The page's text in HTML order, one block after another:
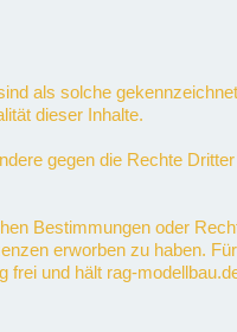
als solche
dieser Inhalte.
gegen die Rechte
Bestimmungen oder
erworben zu haben.
und hält rag-